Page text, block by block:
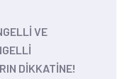
VE
DİKKATİNE!